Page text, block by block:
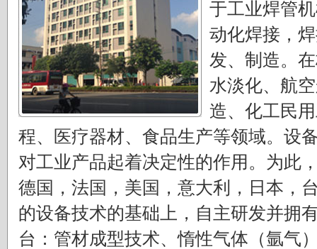
于工业焊管
动化焊接，
发、制造。
水淡化、航
造、化工民
程、医疗器材、食品生产等领域。设
对工业产品起着决定性的作用。为此
德国，法国，美国，意大利，日本，
的设备技术的基础上，自主研发并拥
台：管材成型技术、惰性气体（氩气